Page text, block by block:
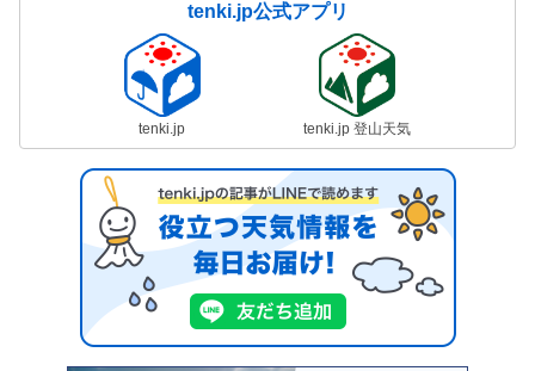
tenki.jp公式アプリ
tenki.jp tenki.jp 登山天気